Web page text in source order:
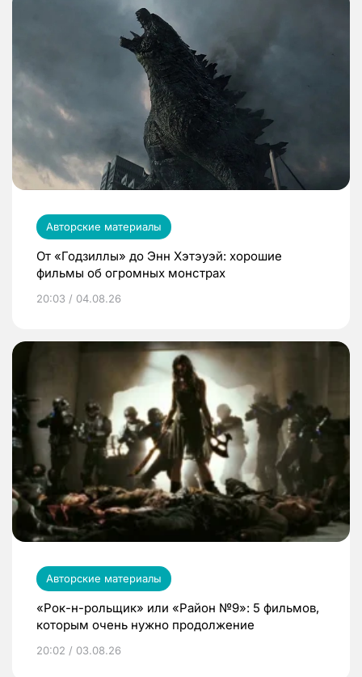
Авторские материалы
От «Годзиллы» до Энн Хэтэуэй: хорошие
фильмы об огромных монстрах
20:03 / 04.08.26
Авторские материалы
«Рок-н-рольщик» или «Район №9»: 5 фильмов,
которым очень нужно продолжение
20:02 / 03.08.26